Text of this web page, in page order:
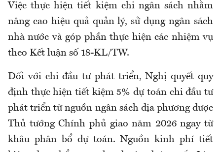
Việc thực hiện tiết kiệm chi ngân sách nhằm
nâng cao hiệu quả quản lý, sử dụng ngân sách
nhà nước và góp phần thực hiện các nhiệm vụ
theo Kết luận số 18-KL/TW.
Đối với chi đầu tư phát triển, Nghị quyết quy
định thực hiện tiết kiệm 5% dự toán chi đầu tư
phát triển từ nguồn ngân sách địa phương được
Thủ tướng Chính phủ giao năm 2026 ngay từ
khâu phân bổ dự toán. Nguồn kinh phí tiết